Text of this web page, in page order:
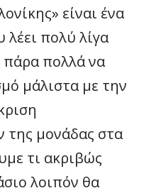
είναι ένα
λέει πολύ λίγα
πάρα πολλά να
μάλιστα με την
της μονάδας στα
τι ακριβώς
λοιπόν θα